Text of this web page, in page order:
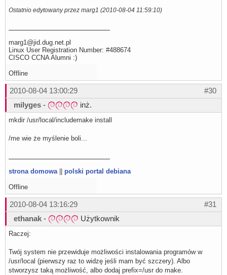
filter.c:130: warning: return type defaults to ‘int’
gcc -o milena_convert filter.o convert.o -L../src -
                -e s:%MBROLA%:/opt/bin/mbrola: \
                -e s:%VOICE%:/opt/mbrola/pl1/pl1: \
                < milena_book.in \
                > milena_book
                -e s:%PLDNOS%:: \
                -e s:%PREFIX%:/usr/local: \
                -e s:%MBROLA%:/opt/bin/mbrola: \
                -e s:%VOICE%:/opt/mbrola/pl1/pl1: \
                < milena_say.in \
                > milena_say
sed -e s:%PREFIX%:/usr/local: \
-e s:%DATADIR%:/usr/local/share/milena:
                > milena_kadu
chmod 755 milena_kadu
                -e s:%PREFIX%:/usr/local: \
                -e s:%MBROLA%:/opt/bin/mbrola: \
                -e s:%VOICE%:/opt/mbrola/pl1/pl1: \
                < milena_nokia.in \
                > milena_nokia
chmod 755 milena_nokia
                -e s:%PLDNOS%:: \
                -e s:%PREFIX%:/usr/local: \
                -e s:%MBROLA%:/opt/bin/mbrola: \
                -e s:%VOICE%:/opt/mbrola/pl1/pl1: \
Ostatnio edytowany przez marg1 (2010-08-04 11:59:10)
marg1@jid.dug.net.pl
Linux User Registration Number: #488674
CISCO CCNA Alumni :)
Offline
#30
2010-08-04 13:00:29
milyges - inż.
mkdir /usr/local/includemake install
/me wie że myślenie boli...
strona domowa|| polski portal debiana
Offline
#31
2010-08-04 13:16:29
ethanak - Użytkownik
Raczej:
Twój system nie przewiduje możliwości instalowania programów w
/usr/local (pierwszy raz to widzę jeśli mam być szczery). Albo
stworzysz taką możliwość, albo dodaj prefix=/usr do make.